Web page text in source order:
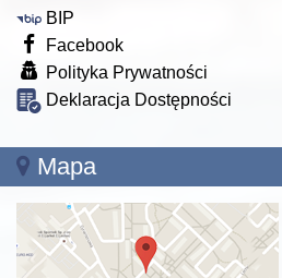
BIP
Facebook
Polityka Prywatności
Deklaracja Dostępności
Mapa